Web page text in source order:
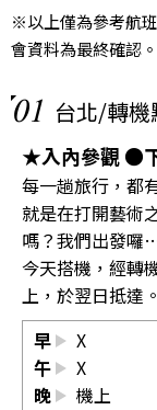
※以上僅為參考航
會資料為最終確認。
01 台北/轉機
★入內參觀 ●
每一趟旅行，都
就是在打開藝術
嗎？我們出發囉
今天搭機，經轉
上，於翌日抵達。
早
X
午
X
晚
機上